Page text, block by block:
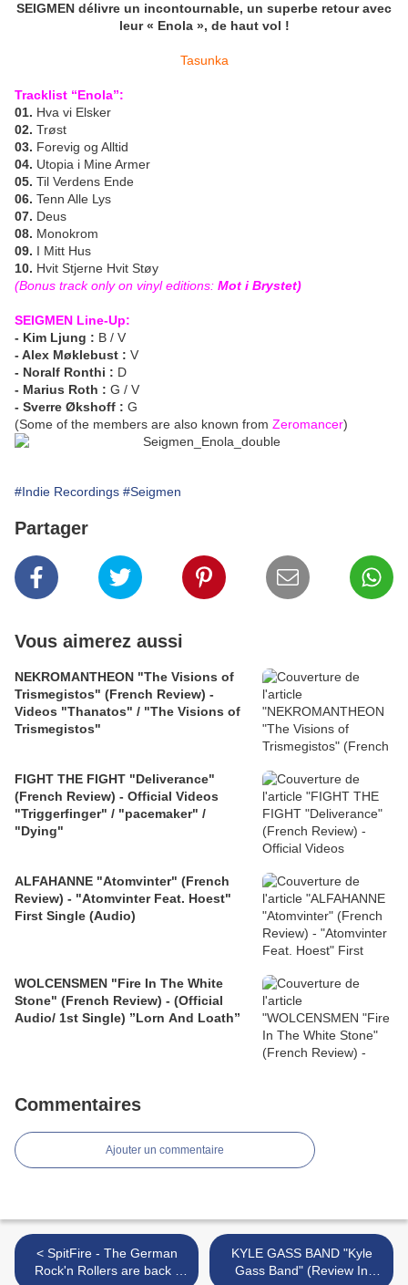
SEIGMEN délivre un incontournable, un superbe retour avec
leur « Enola », de haut vol !
Tasunka
Tracklist “Enola”:
01. Hva vi Elsker
02. Trøst
03. Forevig og Alltid
04. Utopia i Mine Armer
05. Til Verdens Ende
06. Tenn Alle Lys
07. Deus
08. Monokrom
09. I Mitt Hus
10. Hvit Stjerne Hvit Støy
(Bonus track only on vinyl editions: Mot i Brystet)
SEIGMEN Line-Up:
- Kim Ljung : B / V
- Alex Møklebust : V
- Noralf Ronthi : D
- Marius Roth : G / V
- Sverre Økshoff : G
(Some of the members are also known from Zeromancer)
#Indie Recordings #Seigmen
Partager
Vous aimerez aussi
NEKROMANTHEON "The Visions of
Trismegistos" (French Review) -
Videos "Thanatos" / "The Visions of
Trismegistos"
FIGHT THE FIGHT "Deliverance"
(French Review) - Official Videos
"Triggerfinger" / "pacemaker" /
"Dying"
ALFAHANNE "Atomvinter" (French
Review) - "Atomvinter Feat. Hoest"
First Single (Audio)
WOLCENSMEN "Fire In The White
Stone" (French Review) - (Official
Audio/ 1st Single) ”Lorn And Loath”
Commentaires
Ajouter un commentaire
< SpitFire - The German
Rock'n Rollers are back !
KYLE GASS BAND "Kyle
Gass Band" (Review In